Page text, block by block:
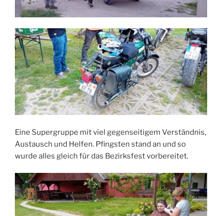
Eine Supergruppe mit viel gegenseitigem Verständnis,
Austausch und Helfen. Pfingsten stand an und so
wurde alles gleich für das Bezirksfest vorbereitet.